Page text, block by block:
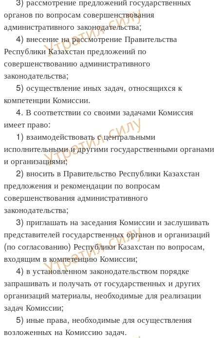
органов по вопросам совершенствования
административного законодательства;
4) внесение на рассмотрение Правительства
Республики Казахстан предложений по
совершенствованию административного
законодательства;
5) осуществление иных задач, относящихся к
компетенции Комиссии.
4. В соответствии со своими задачами Комиссия
имеет право:
1) взаимодействовать с центральными
исполнительными и другими государственными органами
и организациями;
2) вносить в Правительство Республики Казахстан
предложения и рекомендации по вопросам
совершенствования административного
законодательства;
3) приглашать на заседания Комиссии и заслушивать
представителей государственных органов и организаций
(по согласованию) Республики Казахстан по вопросам,
входящим в компетенцию Комиссии;
4) в установленном законодательством порядке
запрашивать и получать от государственных и других
организаций материалы, необходимые для реализации
задач Комиссии;
5) иные права, необходимые для осуществления
возложенных на Комиссию задач.